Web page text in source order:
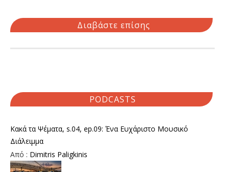
Διαβάστε επίσης
PODCASTS
Κακά τα Ψέματα, s.04, ep.09: Ένα Ευχάριστο Μουσικό
Διάλειμμα
Από : Dimitris Paligkinis